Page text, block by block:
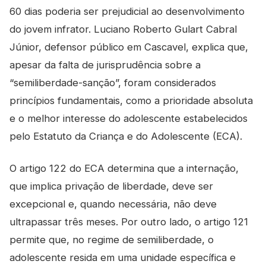
60 dias poderia ser prejudicial ao desenvolvimento
do jovem infrator. Luciano Roberto Gulart Cabral
Júnior, defensor público em Cascavel, explica que,
apesar da falta de jurisprudência sobre a
“semiliberdade-sanção”, foram considerados
princípios fundamentais, como a prioridade absoluta
e o melhor interesse do adolescente estabelecidos
pelo Estatuto da Criança e do Adolescente (ECA).
O artigo 122 do ECA determina que a internação,
que implica privação de liberdade, deve ser
excepcional e, quando necessária, não deve
ultrapassar três meses. Por outro lado, o artigo 121
permite que, no regime de semiliberdade, o
adolescente resida em uma unidade específica e